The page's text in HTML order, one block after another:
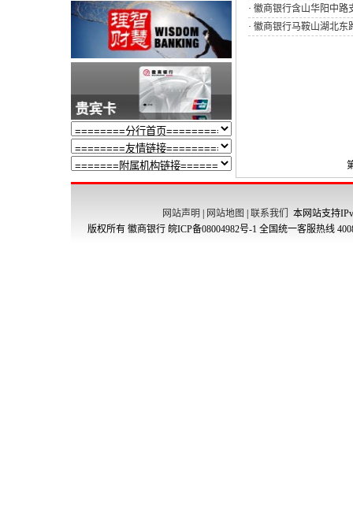
· 徽商银行含山华阳中路
· 徽商银行马鞍山湖北东
网站声明 网站地图 联系我们
本网站支持
版权所有 徽商银行 皖ICP备08004982号-1 全国统一客服热线